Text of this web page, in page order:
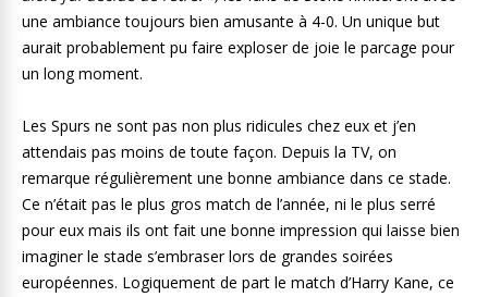
une ambiance toujours bien amusante à 4-0. Un unique but
aurait probablement pu faire exploser de joie le parcage pour
un long moment.
Les Spurs ne sont pas non plus ridicules chez eux et j’en
attendais pas moins de toute façon. Depuis la TV, on
remarque régulièrement une bonne ambiance dans ce stade.
Ce n’était pas le plus gros match de l’année, ni le plus serré
pour eux mais ils ont fait une bonne impression qui laisse bien
imaginer le stade s’embraser lors de grandes soirées
européennes. Logiquement de part le match d’Harry Kane, ce